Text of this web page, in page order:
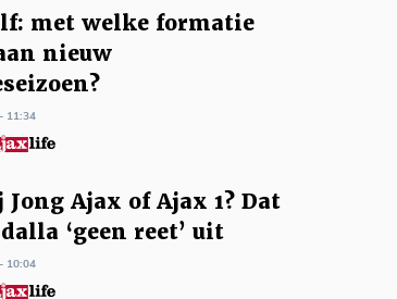
met welke formatie
nieuw
11:34
Jong Ajax of Ajax 1? Dat
‘geen reet’ uit
10:04